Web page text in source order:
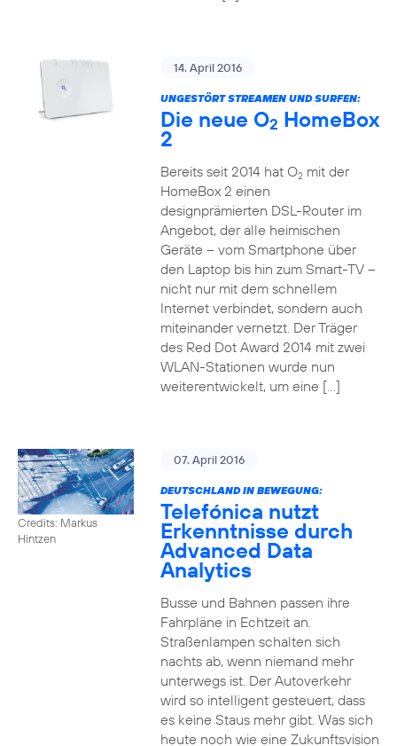
14. April 2016
UNGESTÖRT STREAMEN UND SURFEN:
Die neue O2 HomeBox
2
Bereits seit 2014 hat O2mit der
HomeBox 2 einen
designprämierten DSL-Router im
Angebot, der alle heimischen
Geräte – vom Smartphone über
den Laptop bis hin zum Smart-TV –
nicht nur mit dem schnellem
Internet verbindet, sondern auch
miteinander vernetzt. Der Träger
des Red Dot Award 2014 mit zwei
WLAN-Stationen wurde nun
weiterentwickelt, um eine […]
Credits: Markus
Hintzen
07. April 2016
DEUTSCHLAND IN BEWEGUNG:
Telefónica nutzt
Erkenntnisse durch
Advanced Data
Analytics
Busse und Bahnen passen ihre
Fahrpläne in Echtzeit an.
Straßenlampen schalten sich
nachts ab, wenn niemand mehr
unterwegs ist. Der Autoverkehr
wird so intelligent gesteuert, dass
es keine Staus mehr gibt. Was sich
heute noch wie eine Zukunftsvision